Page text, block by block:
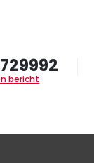
bericht